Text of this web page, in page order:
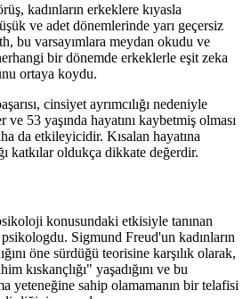
kadınların erkeklere kıyasla
ve adet dönemlerinde yarı geçersiz
bu varsayımlara meydan okudu ve
bir dönemde erkeklerle eşit zeka
ortaya koydu.
cinsiyet ayrımcılığı nedeniyle
ve 53 yaşında hayatını kaybetmiş olması
da etkileyicidir. Kısalan hayatına
katkılar oldukça dikkate değerdir.
konusundaki etkisiyle tanınan
Sigmund Freud'un kadınların
öne sürdüğü teorisine karşılık olarak,
kıskançlığı" yaşadığını ve bu
yeteneğine sahip olamamanın bir telafisi